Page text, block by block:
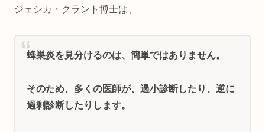
ジェシカ・クラント博士は、
蜂巣炎を見分けるのは、簡単ではありません。
そのため、多くの医師が、過小診断したり、逆に
過剰診断したりします。